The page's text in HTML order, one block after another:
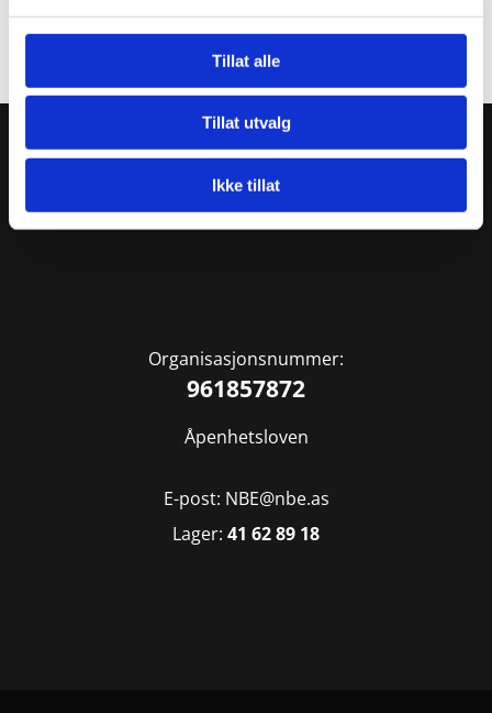
Tillat alle
Tillat utvalg
Ikke tillat
Nordland Betongelement AS
8590 Kjøpsvik
Organisasjonsnummer:
961857872
Åpenhetsloven
E-post: NBE@nbe.as
Lager: 41 62 89 18